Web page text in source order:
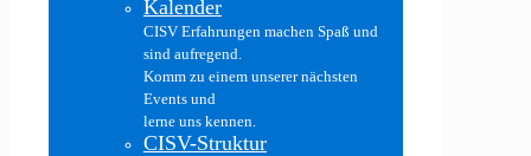
Kalender
CISV Erfahrungen machen Spaß und
sind aufregend.
Komm zu einem unserer nächsten
Events und
lerne uns kennen.
CISV-Struktur